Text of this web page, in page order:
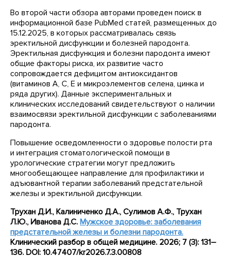
Во второй части обзора авторами проведен поиск в
информационной базе PubMed статей, размещенных до
15.12.2025, в которых рассматривалась связь
эректильной дисфункции и болезней пародонта.
Эректильная дисфункция и болезни пародонта имеют
общие факторы риска, их развитие часто
сопровождается дефицитом антиоксидантов
(витаминов А, С, Е и микроэлементов селена, цинка и
ряда других). Данные экспериментальных и
клинических исследований свидетельствуют о наличии
взаимосвязи эректильной дисфункции с заболеваниями
пародонта.
Повышение осведомленности о здоровье полости рта
и интеграция стоматологической помощи в
урологические стратегии могут предложить
многообещающее направление для профилактики и
адъювантной терапии заболеваний предстательной
железы и эректильной дисфункции.
Трухан Д.И., Калиниченко Д.А., Сулимов А.Ф., Трухан
Л.Ю., Иванова Д.С. Мужское здоровье: заболевания
предстательной железы и болезни пародонта.
Клинический разбор в общей медицине. 2026; 7 (3): 131–
136. DOI: 10.47407/kr2026.7.3.00808